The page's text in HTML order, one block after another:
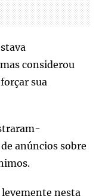
considerou
sua
anúncios sobre
nesta